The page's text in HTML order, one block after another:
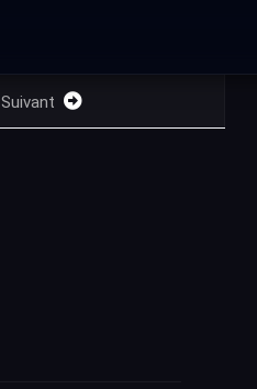
Suivant